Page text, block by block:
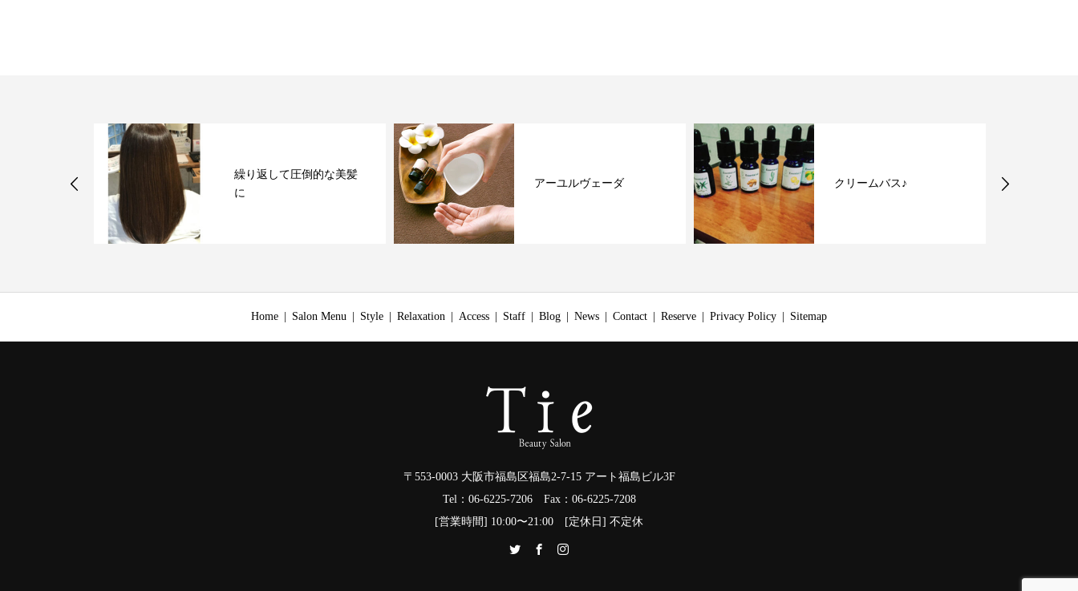
アーユルヴェーダ クリームバス♪ これからの季節こそ
Home Salon Menu Style Relaxation Access Staff Blog News Contact Reserve Privacy Policy Sitemap
〒553-0003 大阪市福島区福島2-7-15 アート福島ビル3F
Tel：06-6225-7206 Fax：06-6225-7208
[営業時間] 10:00〜21:00 [定休日] 不定休